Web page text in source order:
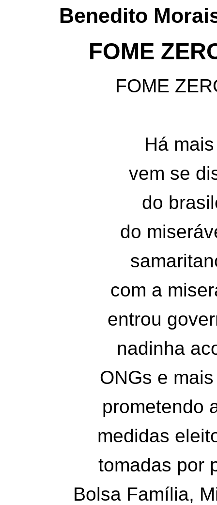
Benedito
FOME
FOME
Há
vem se
do
do
com a
entrou
nadinha
ONGs e
prometendo
medidas
tomadas por
Bolsa Família,